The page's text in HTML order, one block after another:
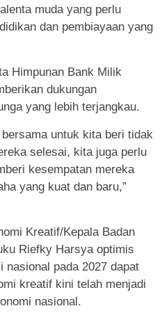
muda yang perlu
dan pembiayaan yang
Himpunan Bank Milik
dukungan
yang lebih terjangkau.
untuk kita beri tidak
selesai, kita juga perlu
kesempatan mereka
yang kuat dan baru,”
Kreatif/Kepala Badan
Riefky Harsya optimis
nasional pada 2027 dapat
kreatif kini telah menjadi
nasional.